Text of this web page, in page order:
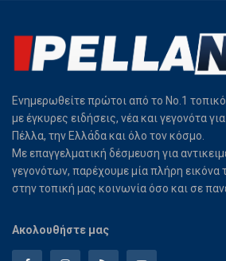
Ενημερωθείτε πρώτοι από το Νο.1
με έγκυρες ειδήσεις, νέα και γεγονότα
Πέλλα, την Ελλάδα και όλο τον κόσμο.
Με επαγγελματική δέσμευση για
γεγονότων, παρέχουμε μία πλήρη εικόνα
στην τοπική μας κοινωνία όσο και σε
Ακολουθήστε μας